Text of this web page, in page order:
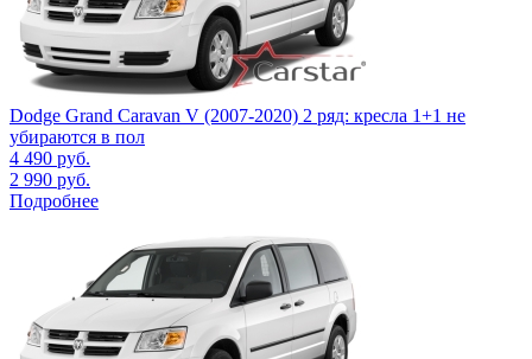
Dodge Grand Caravan V (2007-2020) 2 ряд: кресла 1+1 не
убираются в пол
4 490 руб.
2 990 руб.
Подробнее